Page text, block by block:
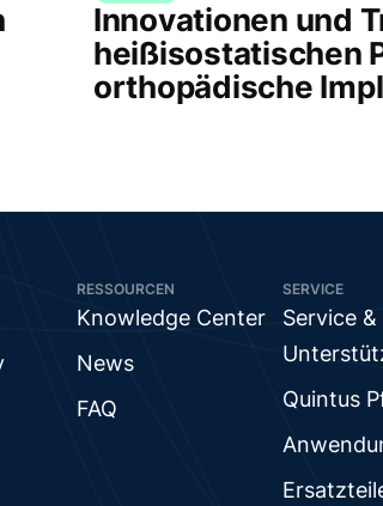
Innovationen und
heißisostatischen
orthopädische
RESSOURCEN
Knowledge Center
News
FAQ
SERVICE
Service &
Quintus